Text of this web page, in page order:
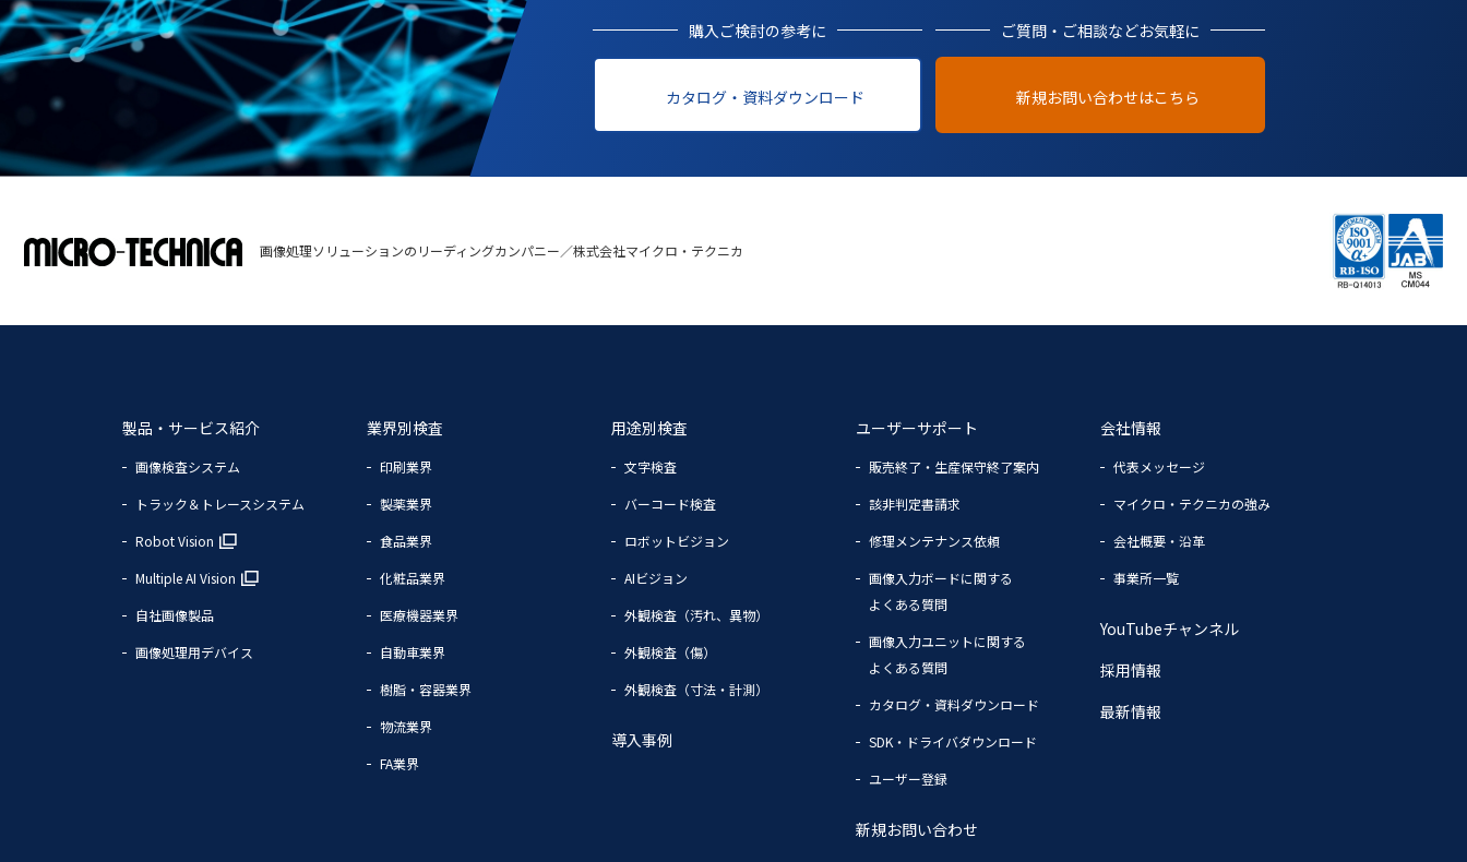
購入ご検討の参考に
カタログ・資料ダウンロード
ご質問・ご相談などお気軽に
新規お問い合わせはこちら
画像処理ソリューションのリーディングカンパニー／株式会社マイクロ・テクニカ
製品・サービス紹介
画像検査システム
トラック＆トレースシステム
Robot Vision
Multiple AI Vision
自社画像製品
画像処理用デバイス
業界別検査
印刷業界
製薬業界
食品業界
化粧品業界
医療機器業界
自動車業界
樹脂・容器業界
物流業界
FA業界
用途別検査
文字検査
バーコード検査
ロボットビジョン
AIビジョン
外観検査（汚れ、異物）
外観検査（傷）
外観検査（寸法・計測）
導入事例
ユーザーサポート
販売終了・生産保守終了案内
該非判定書請求
修理メンテナンス依頼
画像入力ボードに関する
よくある質問
画像入力ユニットに関する
よくある質問
カタログ・資料ダウンロード
SDK・ドライバダウンロード
ユーザー登録
新規お問い合わせ
会社情報
代表メッセージ
マイクロ・テクニカの強み
会社概要・沿革
事業所一覧
YouTubeチャンネル
採用情報
最新情報